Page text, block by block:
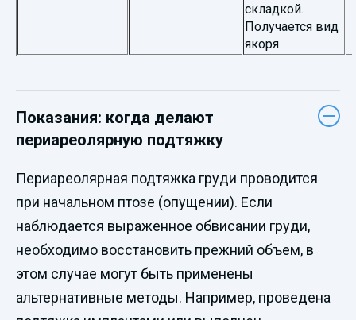
складкой.
Получается вид
якоря
Показания: когда делают
периареолярную подтяжку
Периареолярная подтяжка груди проводится
при начальном птозе (опущении). Если
наблюдается выраженное обвисании груди,
необходимо восстановить прежний объем, в
этом случае могут быть применены
альтернативные методы. Например, проведена